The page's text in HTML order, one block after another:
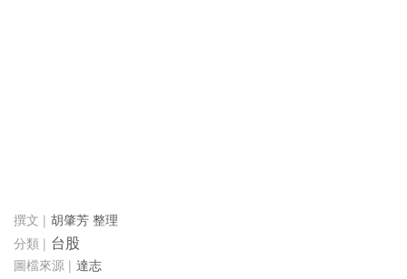
胡肇芳 整理
台股
達志